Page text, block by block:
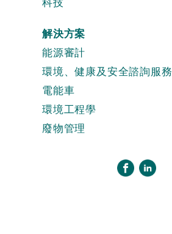
解決方案
能源審計
環境、健康及安全諮詢服務
電能車
環境工程學
廢物管理